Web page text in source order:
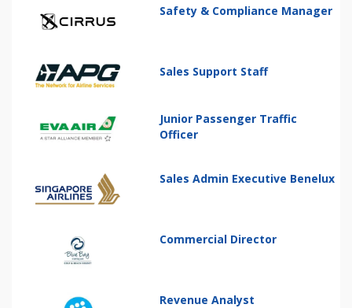
Safety & Compliance Manager
Sales Support Staff
Junior Passenger Traffic
Officer
Sales Admin Executive Benelux
Commercial Director
Revenue Analyst